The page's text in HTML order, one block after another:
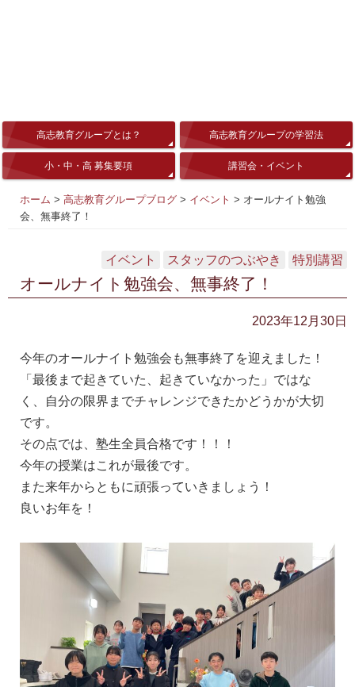
高志教育グループとは？ 高志教育グループの学習法
小・中・高 募集要項 講習会・イベント
ホーム > 高志教育グループブログ > イベント > オールナイト勉強
会、無事終了！
イベント スタッフのつぶやき 特別講習
オールナイト勉強会、無事終了！
2023年12月30日
今年のオールナイト勉強会も無事終了を迎えました！
「最後まで起きていた、起きていなかった」ではな
く、自分の限界までチャレンジできたかどうかが大切
です。
その点では、塾生全員合格です！！！
今年の授業はこれが最後です。
また来年からともに頑張っていきましょう！
良いお年を！